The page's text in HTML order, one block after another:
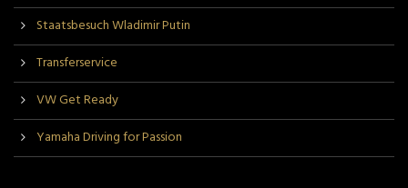
Staatsbesuch Wladimir Putin
Transferservice
VW Get Ready
Yamaha Driving for Passion